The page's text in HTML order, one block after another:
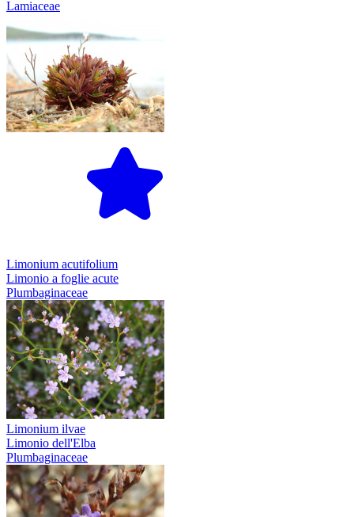
Lamiaceae
Limonium acutifolium
Limonio a foglie acute
Plumbaginaceae
Limonium ilvae
Limonio dell'Elba
Plumbaginaceae